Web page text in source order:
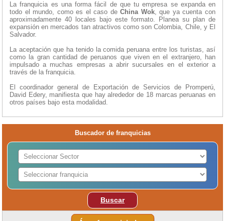
La franquicia es una forma fácil de que tu empresa se expanda en
todo el mundo, como es el caso deChina Wok, que ya cuenta con
aproximadamente 40 locales bajo este formato. Planea su plan de
expansión en mercados tan atractivos como son Colombia, Chile, y El
Salvador.
La aceptación que ha tenido la comida peruana entre los turistas, así
como la gran cantidad de peruanos que viven en el extranjero, han
impulsado a muchas empresas a abrir sucursales en el exterior a
través de la franquicia.
El coordinador general de Exportación de Servicios de Promperú,
David Edery, manifiesta que hay alrededor de 18 marcas peruanas en
otros países bajo esta modalidad.
Buscador de franquicias
Buscar